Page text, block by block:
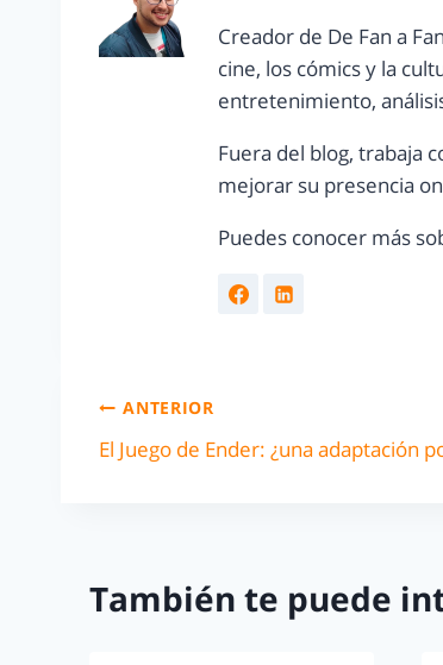
Creador de De Fan a
cine, los cómics y la
entretenimiento,
Fuera del blog, trabaja
mejorar su presencia
Puedes conocer más
ANTERIOR
El Juego de Ender: ¿una adaptación
También te puede